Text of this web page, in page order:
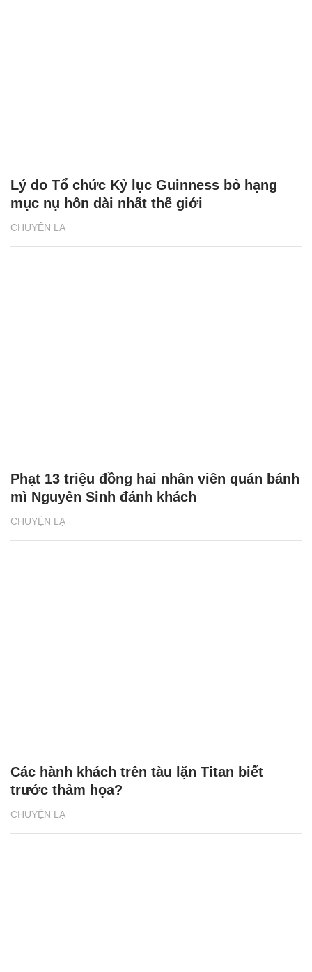
CHUYỆN LẠ
Lý do Tổ chức Kỷ lục Guinness bỏ hạng
mục nụ hôn dài nhất thế giới
CHUYỆN LẠ
Phạt 13 triệu đồng hai nhân viên quán bánh
mì Nguyên Sinh đánh khách
CHUYỆN LẠ
Các hành khách trên tàu lặn Titan biết
trước thảm họa?